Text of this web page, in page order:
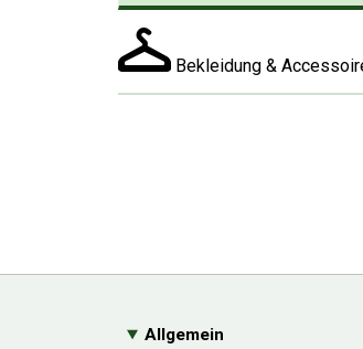
Bekleidung &
Allgemein